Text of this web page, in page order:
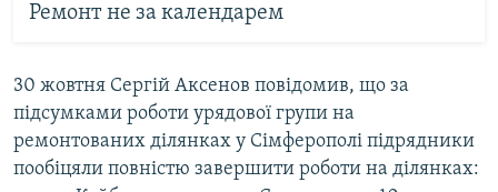
Ремонт не за календарем
30 жовтня Сергій Аксенов повідомив, що за
підсумками роботи урядової групи на
ремонтованих ділянках у Сімферополі підрядники
пообіцяли повністю завершити роботи на ділянках: